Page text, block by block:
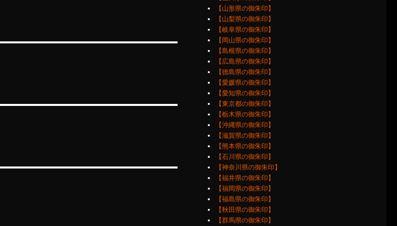
【山形県の御朱印】
【山梨県の御朱印】
【岐阜県の御朱印】
【岡山県の御朱印】
【島根県の御朱印】
【広島県の御朱印】
【徳島県の御朱印】
【愛媛県の御朱印】
【愛知県の御朱印】
【東京都の御朱印】
【栃木県の御朱印】
【沖縄県の御朱印】
【滋賀県の御朱印】
【熊本県の御朱印】
【石川県の御朱印】
【神奈川県の御朱印】
【福井県の御朱印】
【福岡県の御朱印】
【福島県の御朱印】
【秋田県の御朱印】
【群馬県の御朱印】